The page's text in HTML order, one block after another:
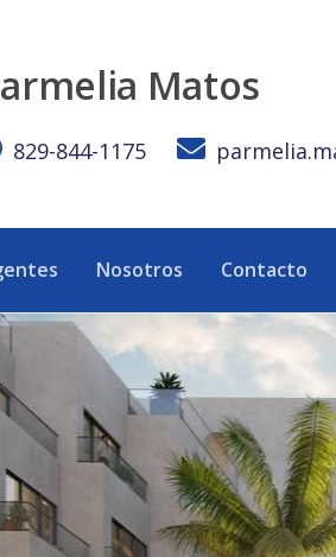
Matos
829-844-1175
Nosotros Contacto
venta en Punta Cana RD - eXp